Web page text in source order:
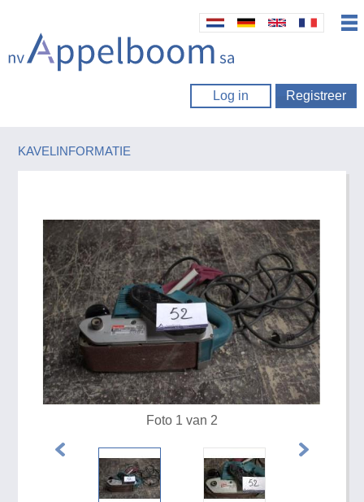
Log in Registreer
KAVELINFORMATIE
Foto 1 van 2